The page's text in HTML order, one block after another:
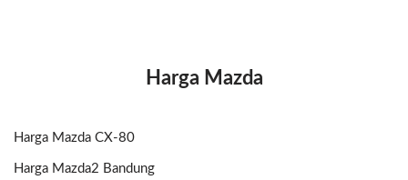
Harga Mazda
Harga Mazda CX-80
Harga Mazda2 Bandung